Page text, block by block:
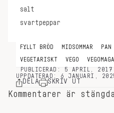
salt
svartpeppar
FYLLT BRÖD MIDSOMMAR PAN
VEGETARISKT VEGO
PUBLICERAD: 5 APRIL, 2017
UPPDATERAD: 6 JANUARI,
DELA SKRIV UT
Kommentarer är